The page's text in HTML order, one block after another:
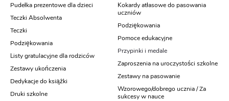
Pudełka prezentowe dla dzieci
Teczki Absolwenta
Teczki
Podziękowania
Listy gratulacyjne dla rodziców
Zestawy ukończenia
Dedykacje do książki
Druki szkolne
Kokardy atłasowe do pasowania
uczniów
Podziękowania
Pomoce edukacyjne
Przypinki i medale
Zaproszenia na uroczystości szkolne
Zestawy na pasowanie
Wzorowego/dobrego ucznia / Za
sukcesy w nauce